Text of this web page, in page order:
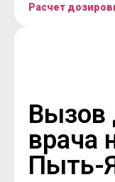
Расчет
Вызов
врача
Пыть-